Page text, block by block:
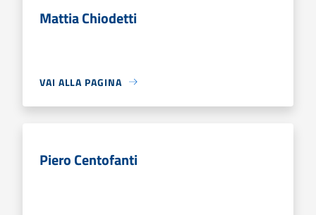
Mattia Chiodetti
VAI ALLA PAGINA
Piero Centofanti